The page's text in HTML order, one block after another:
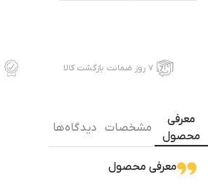
۷ روز ضمانت بازگشت کالا
معرفی
محصول
مشخصات دیدگاه ها
معرفی محصول